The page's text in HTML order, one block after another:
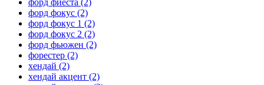
форд фокус (2)
форд фокус 1 (2)
форд фокус 2 (2)
форд фьюжен (2)
форестер (2)
хендай (2)
хендай акцент (2)